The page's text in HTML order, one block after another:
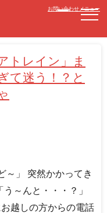
お問い合わせメニュー
トレイン」ま
て迷う！？と
～」 突然かかってき
～んと・・・？」
越しの方からの電話